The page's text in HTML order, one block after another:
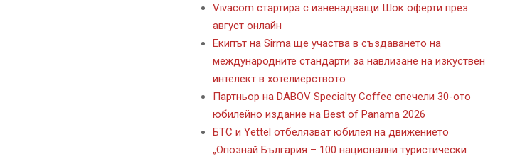
Vivacom стартира с изненадващи Шок оферти през
август онлайн
Екипът на Sirma ще участва в създаването на
международните стандарти за навлизане на изкуствен
интелект в хотелиерството
Партньор на DABOV Specialty Coffee спечели 30-ото
юбилейно издание на Best of Panama 2026
БТС и Yettel отбелязват юбилея на движението
„Опознай България – 100 национални туристически